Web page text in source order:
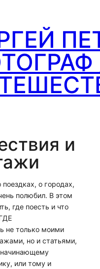
и
о городах,
полюбил. В этом
где поесть и что
только моими
но и статьями,
начинающему
или тому и